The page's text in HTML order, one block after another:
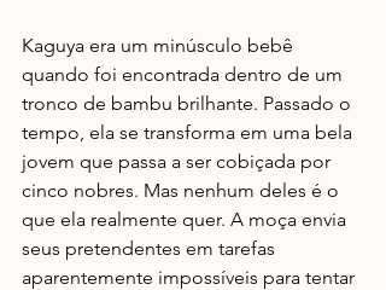
Kaguya era um minúsculo bebê
quando foi encontrada dentro de um
tronco de bambu brilhante. Passado o
tempo, ela se transforma em uma bela
jovem que passa a ser cobiçada por
cinco nobres. Mas nenhum deles é o
que ela realmente quer. A moça envia
seus pretendentes em tarefas
aparentemente impossíveis para tentar